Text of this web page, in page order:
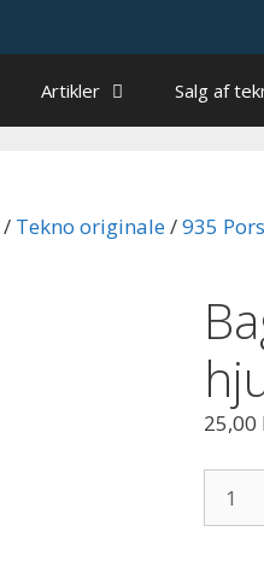
Artikler Salg af
/ Tekno originale/935
25,00